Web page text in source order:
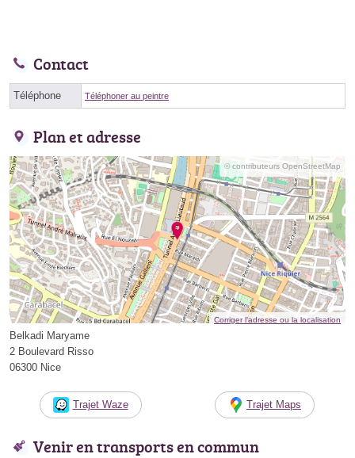
Contact
Téléphone Téléphoner au peintre
Plan et adresse
© contributeurs OpenStreetMap
Corriger l’adresse ou la localisation
Belkadi Maryame
2 Boulevard Risso
06300 Nice
Trajet Waze Trajet Maps
Venir en transports en commun